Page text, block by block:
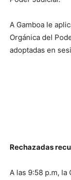
A Gamboa le
Orgánica del
adoptadas en
Rechazadas
A las 9:58 p.m,